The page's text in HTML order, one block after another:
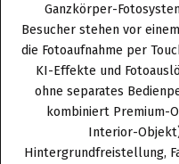
Ganzkörper-
Besucher stehen vor
die Fotoaufnahme per
KI-Effekte und
ohne separates
kombiniert Premium-
Interior-
Hintergrundfreistellung,